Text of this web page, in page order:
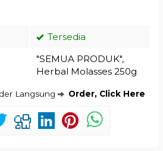
Tersedia
"SEMUA PRODUK",
Herbal Molasses 250g
Langsung Order, Click Here